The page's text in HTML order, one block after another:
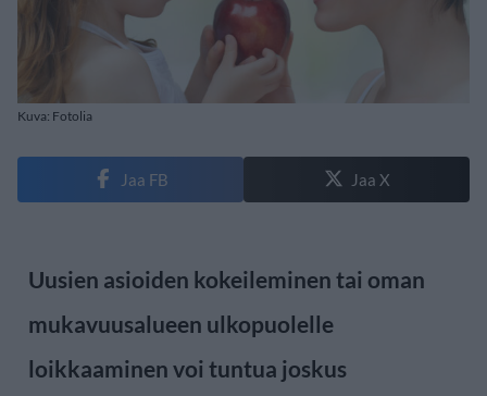
Kuva: Fotolia
Jaa FB Jaa X
Uusien asioiden kokeileminen tai oman
mukavuusalueen ulkopuolelle
loikkaaminen voi tuntua joskus